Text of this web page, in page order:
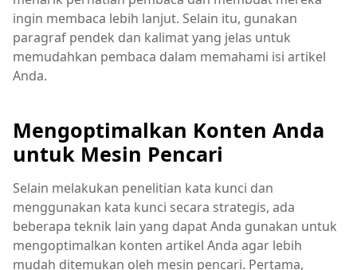
ingin membaca lebih lanjut. Selain itu, gunakan
paragraf pendek dan kalimat yang jelas untuk
memudahkan pembaca dalam memahami isi artikel
Anda.
Mengoptimalkan Konten Anda
untuk Mesin Pencari
Selain melakukan penelitian kata kunci dan
menggunakan kata kunci secara strategis, ada
beberapa teknik lain yang dapat Anda gunakan untuk
mengoptimalkan konten artikel Anda agar lebih
mudah ditemukan oleh mesin pencari. Pertama,